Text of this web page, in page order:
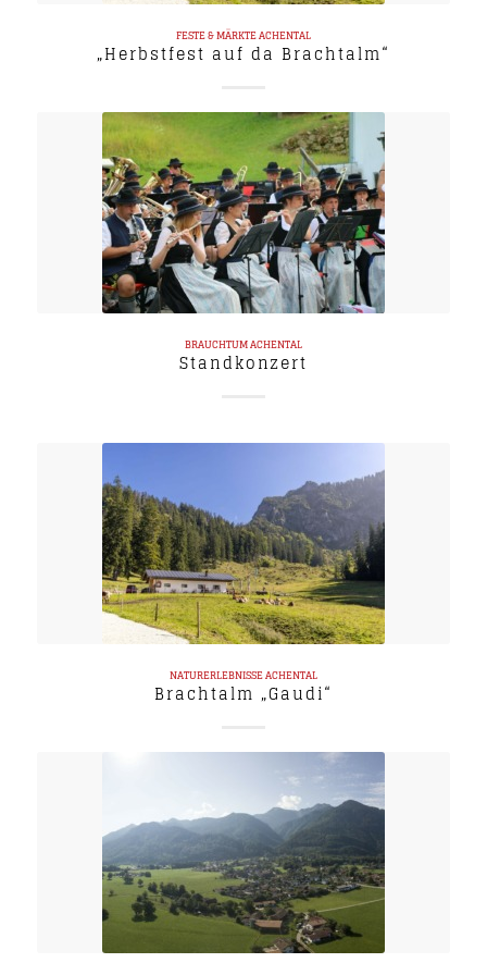
FESTE & MÄRKTEACHENTAL
„Herbstfest auf da Brachtalm“
BRAUCHTUMACHENTAL
Standkonzert
NATURERLEBNISSEACHENTAL
Brachtalm „Gaudi“